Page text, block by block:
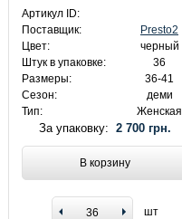
Артикул ID:
Поставщик:
Presto2
Цвет:
черный
Штук в упаковке:
36
Размеры:
36-41
Сезон:
деми
Тип:
Женская
За упаковку: 2 700 грн.
В корзину
шт